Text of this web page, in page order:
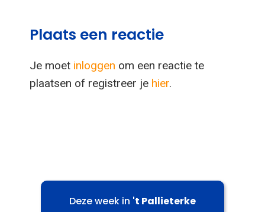
Plaats een reactie
Je moet inloggen om een reactie te
plaatsen of registreer je hier.
Deze week in 't Pallieterke